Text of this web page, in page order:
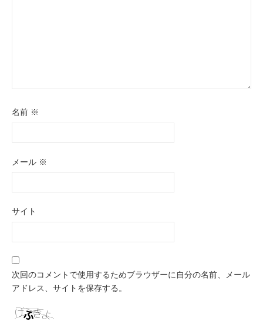
名前 ※
メール ※
サイト
次回のコメントで使用するためブラウザーに自分の名前、メール
アドレス、サイトを保存する。